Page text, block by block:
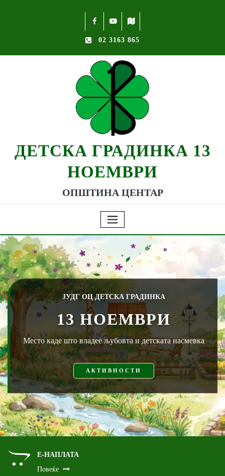
02 3163 865
ДЕТСКА ГРАДИНКА 13
НОЕМВРИ
ОПШТИНА ЦЕНТАР
ЈУДГ ОЦ ДЕТСКА ГРАДИНКА
13 НОЕМВРИ
Место каде што владее љубовта и детската насмевка
АКТИВНОСТИ
Е-НАПЛАТА
Повеќе